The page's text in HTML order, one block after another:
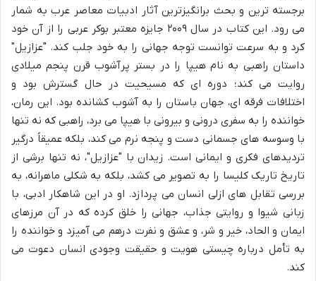
برجسته ترین و بحث برانگیزترین آثار ادبیات معاصر عرب به شمار
می رود. این کتاب در سال ۲۰۰۹ جایزه معتبر بوکر عربی را از آن خود
کرد و به سرعت توانست توجه جهانی را به خود جلب کند. "عزازیل"
داستان راهبی به نام هیپا را در بستر پرآشوب قرن پنجم میلادی
روایت می کند؛ دوره ای که مسیحیت در حال گسترش بود و
اختلافات فرقه ای، جهان باستان را به آشوب کشانده بود. این رمان،
خواننده را به سفری درونی و بیرونی با هیپا می برد، راهبی که نه تنها
با وسوسه های جسمانی دست و پنجه نرم می کند، بلکه عمیقاً درگیر
تردیدهای فکری و ایمانی است. زیدان با "عزازیل"، نه تنها برشی از
تاریخ تاریک کلیسا را به تصویر می کشد، بلکه به شکلی ماهرانه، به
بررسی تقابل های ازلی انسان می پردازد. او در این شاهکار ادبی، با
زبانی شیوا و روایتی جذاب، جهانی را خلق کرده که در آن مرزهای
ایمان و الحاد، خیر و شر، و عشق و نفرت درهم می آمیزد و خواننده را
به تأمل درباره چیستی هویت و حقیقت وجودی انسان دعوت می
کند.